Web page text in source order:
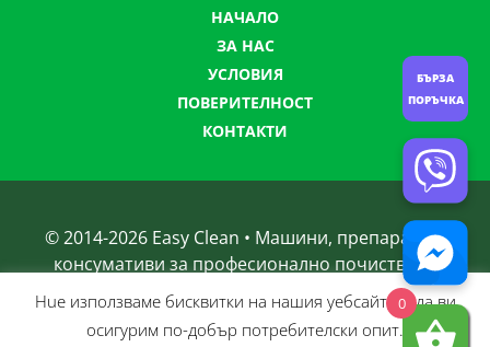
НАЧАЛО
ЗА НАС
УСЛОВИЯ
ПОВЕРИТЕЛНОСТ
КОНТАКТИ
© 2014-2026 Easy Clean • Машини, препарати и
консумативи за професионално почистване
Нue използвамe бисквитки на нашия уебсайт, за да ви
осигурим по-добър потребителски опит.
0
БЪРЗА
ПОРЪЧКА